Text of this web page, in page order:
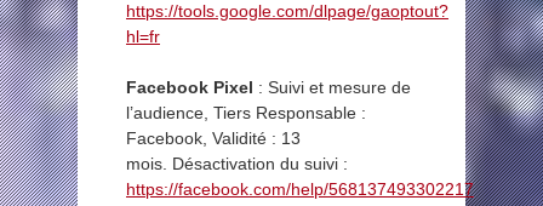
https://tools.google.com/dlpage/gaoptout?
hl=fr
Facebook Pixel : Suivi et mesure de
l’audience, Tiers Responsable :
Facebook, Validité : 13
mois. Désactivation du suivi :
https://facebook.com/help/568137493302217